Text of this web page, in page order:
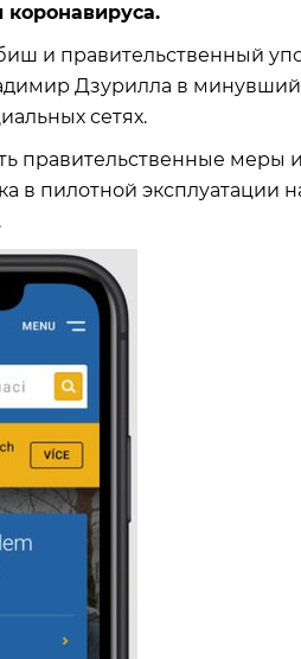
и правительственный
Дзурилла в минувший
сетях.
правительственные меры
в пилотной эксплуатации